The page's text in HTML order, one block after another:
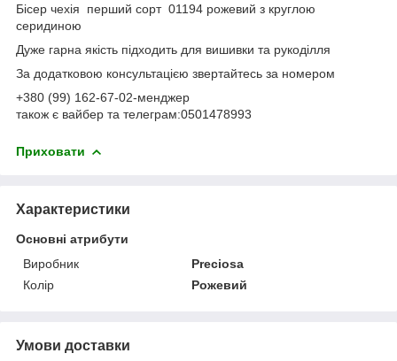
Бісер чехія перший сорт 01194 рожевий з круглою
серидиною
Дуже гарна якість підходить для вишивки та рукоділля
За додатковою консультацією звертайтесь за номером
+380 (99) 162-67-02-менджер
також є вайбер та телеграм:0501478993
Приховати
Характеристики
Основні атрибути
Виробник
Preciosa
Колір
Рожевий
Умови доставки